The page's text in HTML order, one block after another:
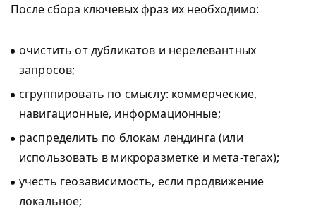
После сбора ключевых фраз их необходимо:
очистить от дубликатов и нерелевантных
запросов;
сгруппировать по смыслу: коммерческие,
навигационные, информационные;
распределить по блокам лендинга (или
использовать в микроразметке и мета-тегах);
учесть геозависимость, если продвижение
локальное;